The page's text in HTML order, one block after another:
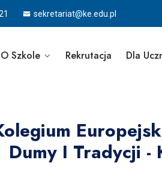
sekretariat@ke.edu.pl
O Szkole Rekrutacja Dla
Dumy I Tradycji -